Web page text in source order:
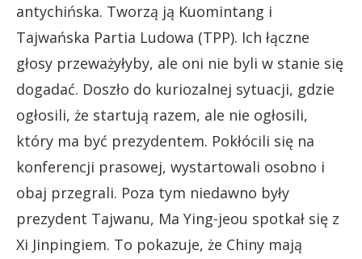
antychińska. Tworzą ją Kuomintang i
Tajwańska Partia Ludowa (TPP). Ich łączne
głosy przeważyłyby, ale oni nie byli w stanie się
dogadać. Doszło do kuriozalnej sytuacji, gdzie
ogłosili, że startują razem, ale nie ogłosili,
który ma być prezydentem. Pokłócili się na
konferencji prasowej, wystartowali osobno i
obaj przegrali. Poza tym niedawno były
prezydent Tajwanu, Ma Ying-jeou spotkał się z
Xi Jinpingiem. To pokazuje, że Chiny mają